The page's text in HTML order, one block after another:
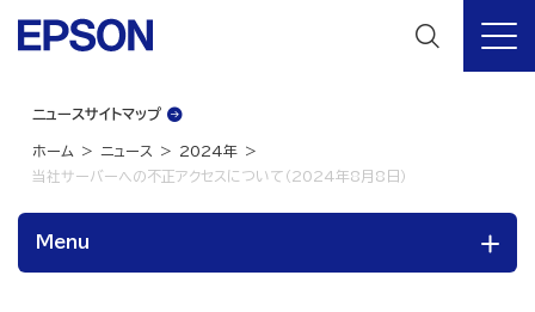
ニュースサイトマップ
ホーム ニュース
2024年
当社サーバーへの不正アクセスについて（2024年8月8日）
Menu